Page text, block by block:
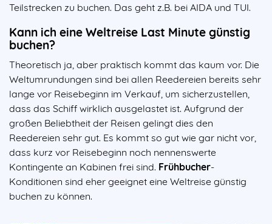
Teilstrecken zu buchen. Das geht z.B. bei AIDA und TUI.
Kann ich eine Weltreise Last Minute günstig
buchen?
Theoretisch ja, aber praktisch kommt das kaum vor. Die
Weltumrundungen sind bei allen Reedereien bereits sehr
lange vor Reisebeginn im Verkauf, um sicherzustellen,
dass das Schiff wirklich ausgelastet ist. Aufgrund der
großen Beliebtheit der Reisen gelingt dies den
Reedereien sehr gut. Es kommt so gut wie gar nicht vor,
dass kurz vor Reisebeginn noch nennenswerte
Kontingente an Kabinen frei sind. Frühbucher-
Konditionen sind eher geeignet eine Weltreise günstig
buchen zu können.